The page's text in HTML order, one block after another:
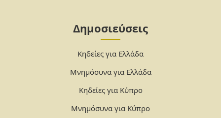
Δημοσιεύσεις
Κηδείες για Ελλάδα
Μνημόσυνα για Ελλάδα
Κηδείες για Κύπρο
Μνημόσυνα για Κύπρο